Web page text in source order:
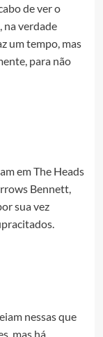
de ver o
na verdade
um tempo, mas
para não
em The Heads
Bennett,
sua vez
nessas que
mas há